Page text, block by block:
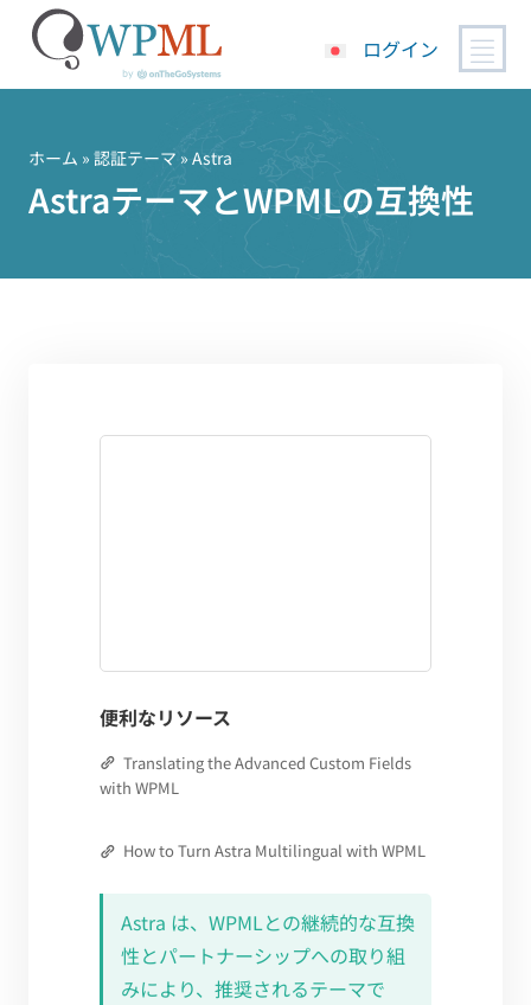
ス
ログイン
ホーム » 認証テーマ » Astra
AstraテーマとWPMLの互換性
便利なリソース
Translating the Advanced Custom Fields
with WPML
How to Turn Astra Multilingual with WPML
Astra は、WPMLとの継続的な互換
性とパートナーシップへの取り組
みにより、推奨されるテーマで